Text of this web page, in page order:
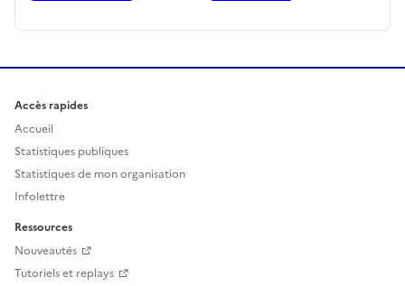
Accès rapides
Accueil
Statistiques publiques
Statistiques de mon organisation
Infolettre
Ressources
Nouveautés
Tutoriels et replays